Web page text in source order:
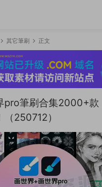
其它筆刷 正文
pro筆刷合集2000+款
250712）